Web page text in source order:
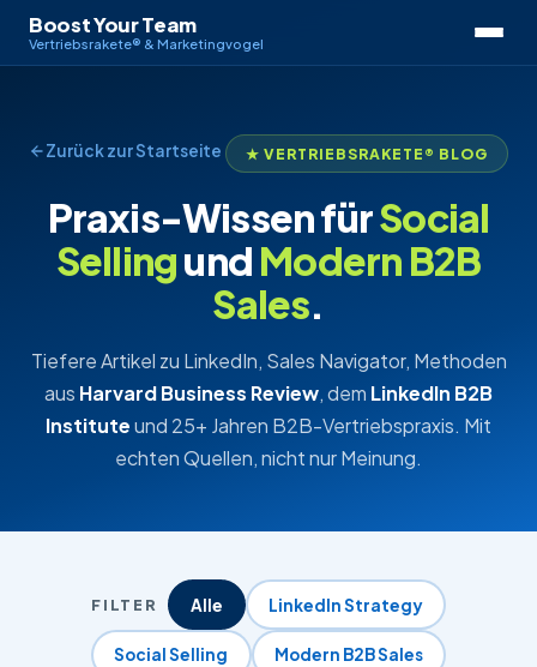
Boost Your Team
Vertriebsrakete® & Marketingvogel
Zurück zur Startseite ★ VERTRIEBSRAKETE® BLOG
Praxis-Wissen fürSocial
Sellingund Modern B2B
Sales.
Tiefere Artikel zu LinkedIn, Sales Navigator, Methoden
aus Harvard Business Review, dem LinkedIn B2B
Instituteund 25+ Jahren B2B-Vertriebspraxis. Mit
echten Quellen, nicht nur Meinung.
FILTER Alle LinkedIn Strategy
Social Selling Modern B2B Sales